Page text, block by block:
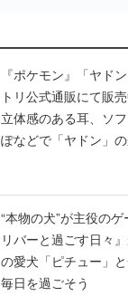
『ポケモン』「ヤド
トリ公式通販にて販
立体感のある耳、ソ
ぽなどで「ヤドン」
“本物の犬”が主役の
リバーと過ごす日々
の愛犬「ピチュー」
毎日を過ごそう